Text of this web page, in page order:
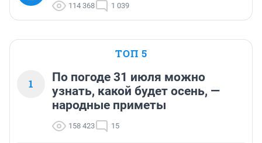
114 368 1 039
ТОП 5
1
По погоде 31 июля можно
узнать, какой будет осень, —
народные приметы
158 423 15